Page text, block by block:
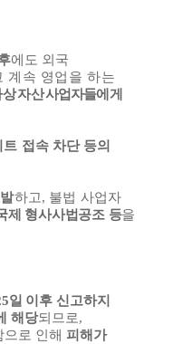
에도 외국
계속 영업을 하는
자산사업자들에게
접속 차단 등의
하고, 불법 사업자
제 형사사법공조 등을
일 이후 신고하지
해당되므로,
로 인해 피해가